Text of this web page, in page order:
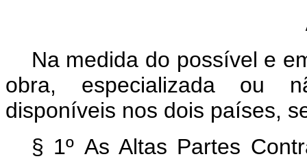
Na medida do possível e
obra, especializada ou
disponíveis nos dois países,
§ 1º As Altas Partes